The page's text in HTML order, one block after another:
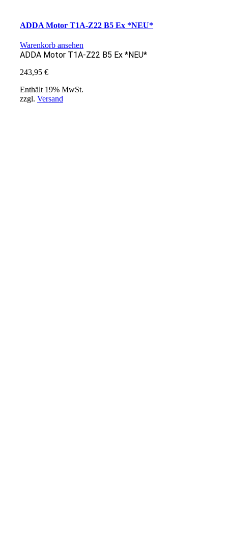
ADDA Motor T1A-Z22 B5 Ex *NEU*
Warenkorb ansehen
ADDA Motor T1A-Z22 B5 Ex *NEU*
243,95€
Enthält 19% MwSt.
zzgl.Versand